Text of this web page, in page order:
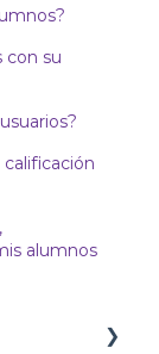
con su
alumnos